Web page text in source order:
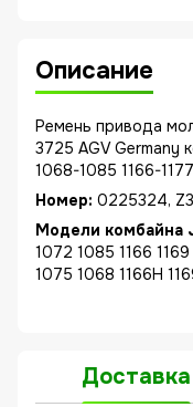
Описание
Ремень привода
3725 AGV Germany
1068-1085 1166-1177
Номер: 0225324,
Модели комбайна
1072 1085 1166
1075 1068 1166H
Доставка